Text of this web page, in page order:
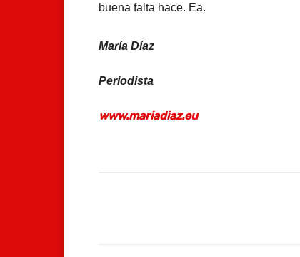
buena falta hace. Ea.
María Díaz
Periodista
www.mariadiaz.eu